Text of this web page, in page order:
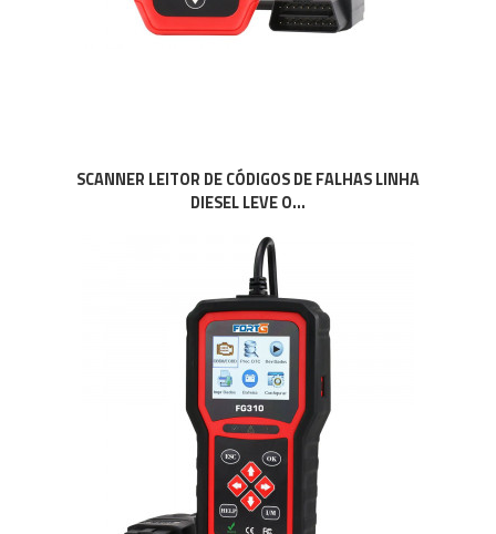
SCANNER LEITOR DE CÓDIGOS DE FALHAS LINHA
DIESEL LEVE O...